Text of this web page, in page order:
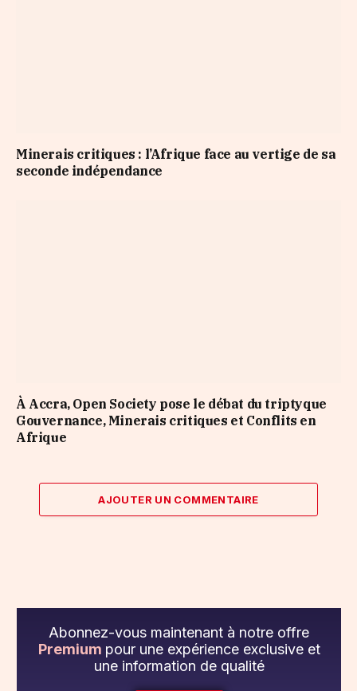
​Minerais critiques : l’Afrique face au vertige de sa
seconde indépendance
À Accra, Open Society pose le débat du triptyque
Gouvernance, Minerais critiques et Conflits en
Afrique
AJOUTER UN COMMENTAIRE
Abonnez-vous maintenant à notre offre
Premium pour une expérience exclusive et
une information de qualité